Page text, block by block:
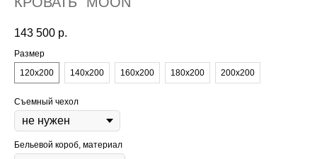
143 500 р.
Размер
120х200
140х200 160х200 180х200 200х200
Съемный чехол
Бельевой короб, материал